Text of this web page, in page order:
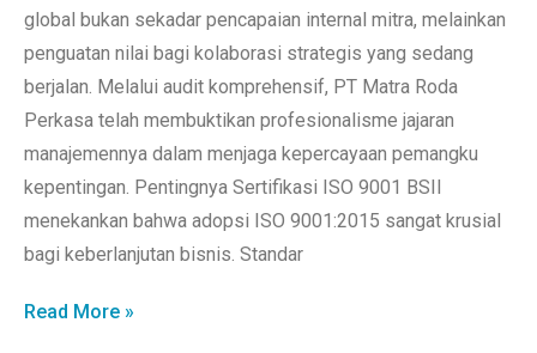
global bukan sekadar pencapaian internal mitra, melainkan
penguatan nilai bagi kolaborasi strategis yang sedang
berjalan. Melalui audit komprehensif, PT Matra Roda
Perkasa telah membuktikan profesionalisme jajaran
manajemennya dalam menjaga kepercayaan pemangku
kepentingan. Pentingnya Sertifikasi ISO 9001 BSII
menekankan bahwa adopsi ISO 9001:2015 sangat krusial
bagi keberlanjutan bisnis. Standar
Read More »